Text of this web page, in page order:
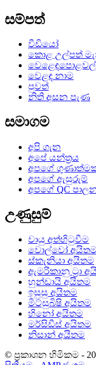
සම්පත්
වීඩියෝ
කොළ උල්පත්
වෙළෙඳපොළවල්
වෙළඳ නාම
පුවත්
නිති අසන පැණ
සමාගම
අපි ගැන
අපේ යන්ත්‍රය
අපගේ
අපගේ ඇසුරුම්
අපගේ QC
උණුසුම්
වායු අත්හිටුවීම
වොල්වෝ අයිතම
ස්කැනියා අයිතම
ඇමරිකානු ට්‍රා
හුන්ඩායි අයිතම
ඉසුසු අයිතම
මිට්සුබිෂි අයිතම
හිනෝ අයිතම
මර්සිඩීස් අයිතම
නිසාන් අයිතම
© ප්‍රකාශන හිමිකම -